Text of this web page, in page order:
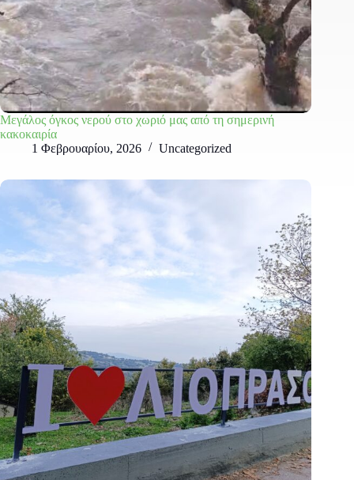
Μεγάλος όγκος νερού στο χωριό μας από τη σημερινή
κακοκαιρία
1 Φεβρουαρίου, 2026
Uncategorized